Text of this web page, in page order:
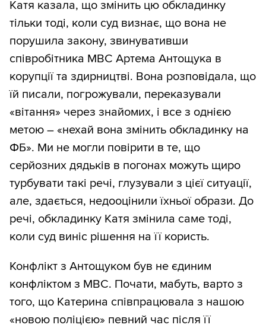
Катя казала, що змінить цю обкладинку
тільки тоді, коли суд визнає, що вона не
порушила закону, звинувативши
співробітника МВС Артема Антощука в
корупції та здирництві. Вона розповідала, що
їй писали, погрожували, переказували
«вітання» через знайомих, і все з однією
метою – «нехай вона змінить обкладинку на
ФБ». Ми не могли повірити в те, що
серйозних дядьків в погонах можуть щиро
турбувати такі речі, глузували з цієї ситуації,
але, здається, недооцінили їхньої образи. До
речі, обкладинку Катя змінила саме тоді,
коли суд виніс рішення на її користь.
Конфлікт з Антощуком був не єдиним
конфліктом з МВС. Почати, мабуть, варто з
того, що Катерина співпрацювала з нашою
«новою поліцією» певний час після її